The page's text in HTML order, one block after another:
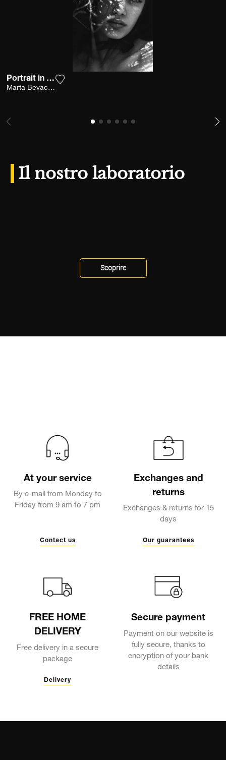
Portrait in nature
Marta Bevacqua
Il nostro laboratorio
Scoprire
At your service
By e-mail from Monday to
Friday from 9 am to 7 pm
Contact us
Exchanges and
returns
Exchanges & returns for 15
days
Our guarantees
FREE HOME
DELIVERY
Free delivery in a secure
package
Delivery
Secure payment
Payment on our website is
fully secure, thanks to
encryption of your bank
details